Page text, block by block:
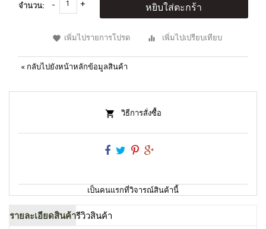
จำนวน: หยิบใส่ตะกร้า
เพิ่มไปรายการโปรด เพิ่มไปเปรียบเทียบ
« กลับไปยังหน้าหลักข้อมูลสินค้า
วิธีการสั่งซื้อ
เป็นคนแรกที่วิจารณ์สินค้านี้
รายละเอียดสินค้ารีวิวสินค้า